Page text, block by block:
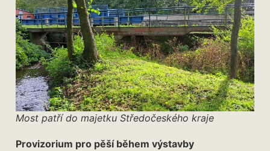
Most patří do majetku Středočeského kraje
Provizorium pro pěší během výstavby